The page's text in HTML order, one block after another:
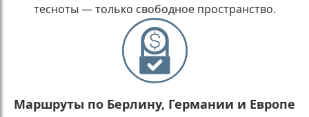
тесноты — только свободное пространство.
Маршруты по Берлину, Германии и Европе